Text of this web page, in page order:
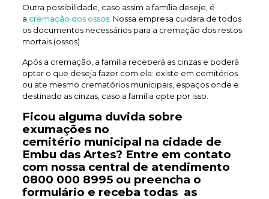
Outra possibilidade, caso assim a família deseje, é
a cremação dos ossos. Nossa empresa cuidara de todos
os documentos necessários para a cremação dos restos
mortais (ossos)
Após a cremação, a família receberá as cinzas e poderá
optar o que deseja fazer com ela: existe em cemitérios
ou ate mesmo crematórios municipais, espaços onde e
destinado as cinzas, caso a família opte por isso.
Ficou alguma duvida sobre
exumações no
cemitério municipal na cidade de
Embu das Artes? Entre em contato
com nossa central de atendimento
0800 000 8995ou preencha o
formulário e receba todas as